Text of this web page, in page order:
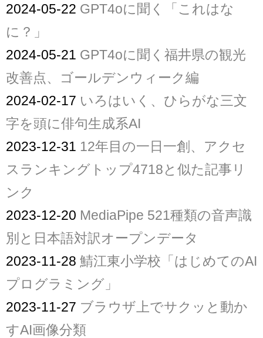
2024-05-22 GPT4oに聞く「これはな
に？」
2024-05-21 GPT4oに聞く福井県の観光
改善点、ゴールデンウィーク編
2024-02-17 いろはいく、ひらがな三文
字を頭に俳句生成系AI
2023-12-31 12年目の一日一創、アクセ
スランキングトップ4718と似た記事リ
ンク
2023-12-20 MediaPipe 521種類の音声識
別と日本語対訳オープンデータ
2023-11-28 鯖江東小学校「はじめてのAI
プログラミング」
2023-11-27 ブラウザ上でサクッと動か
すAI画像分類